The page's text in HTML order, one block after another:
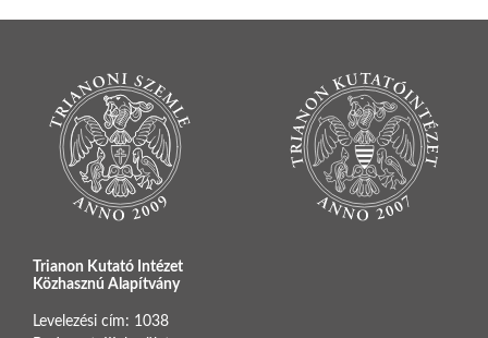
Trianon Kutató Intézet
Közhasznú Alapítvány
Levelezési cím: 1038